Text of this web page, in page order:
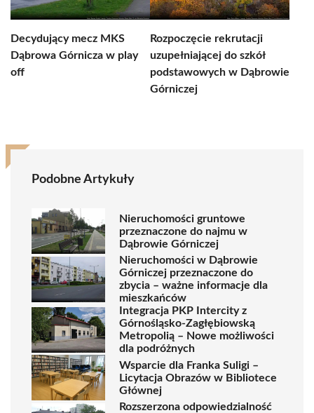
Decydujący mecz MKS
Dąbrowa Górnicza w play
off
Rozpoczęcie rekrutacji
uzupełniającej do szkół
podstawowych w Dąbrowie
Górniczej
Podobne Artykuły
Nieruchomości gruntowe
przeznaczone do najmu w
Dąbrowie Górniczej
Nieruchomości w Dąbrowie
Górniczej przeznaczone do
zbycia – ważne informacje dla
mieszkańców
Integracja PKP Intercity z
Górnośląsko-Zagłębiowską
Metropolią – Nowe możliwości
dla podróżnych
Wsparcie dla Franka Suligi –
Licytacja Obrazów w Bibliotece
Głównej
Rozszerzona odpowiedzialność